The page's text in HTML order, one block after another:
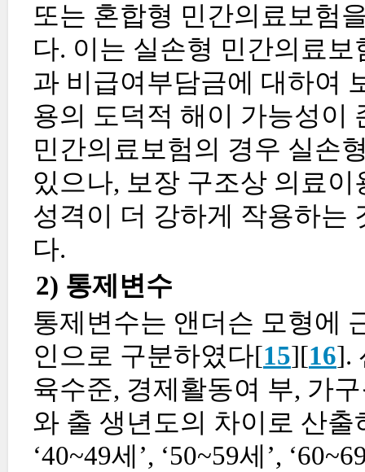
또는 혼합형 민간의료보험
다. 이는 실손형 민간의료
과 비급여부담금에 대하여
용의 도덕적 해이 가능성이
민간의료보험의 경우 실손
있으나, 보장 구조상 의료
성격이 더 강하게 작용하는
다.
2) 통제변수
통제변수는 앤더슨 모형에
인으로 구분하였다[15][16].
육수준, 경제활동여 부, 가
와 출 생년도의 차이로 산출
‘40~49세’, ‘50~59세’,